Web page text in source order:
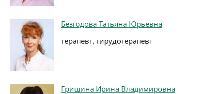
Безгодова Татьяна Юрьевна
терапевт, гирудотерапевт
Гришина Ирина Владимировна